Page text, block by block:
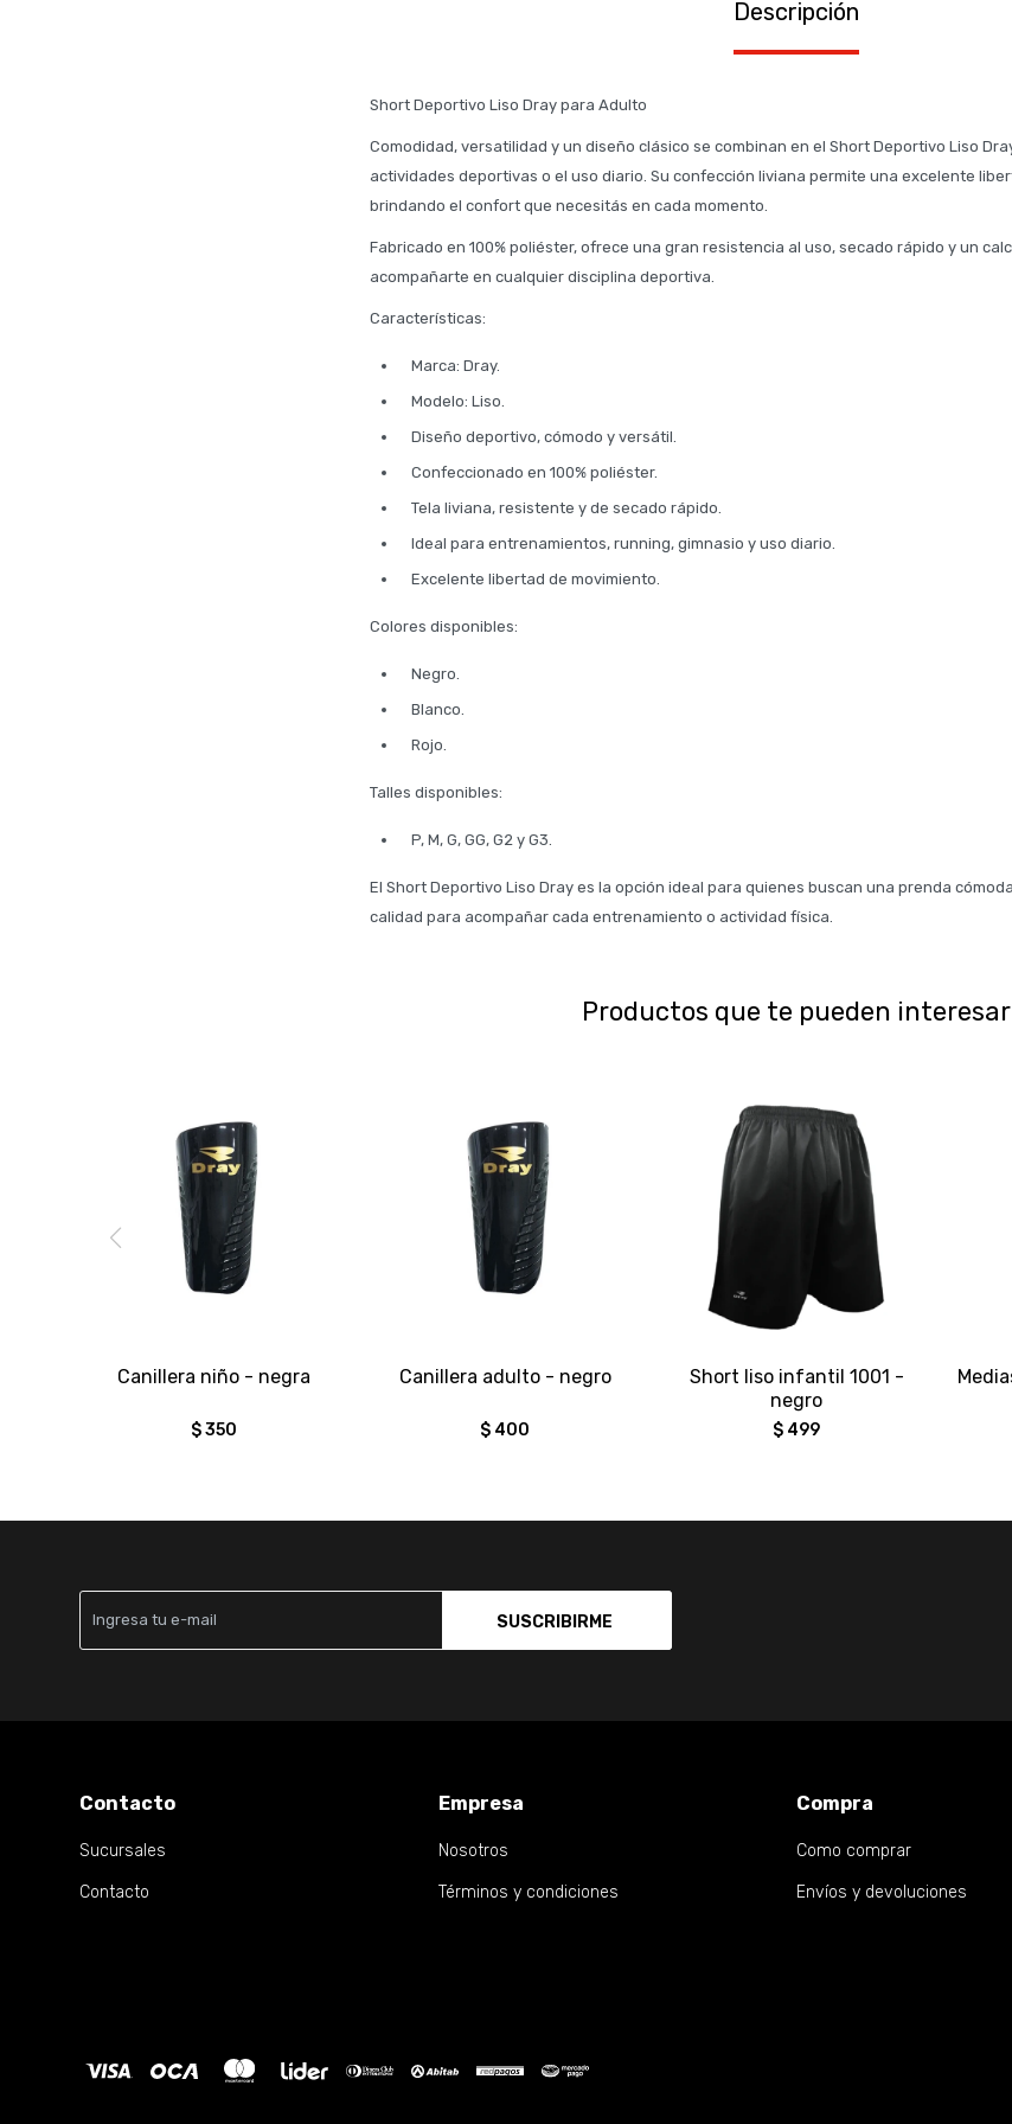
Descripción
Short Deportivo Liso Dray para Adulto
Comodidad, versatilidad y un diseño clásico se combinan en el Short Deportivo Liso
actividades deportivas o el uso diario. Su confección liviana permite una excelente
brindando el confort que necesitás en cada momento.
Fabricado en 100% poliéster, ofrece una gran resistencia al uso, secado rápido y un
acompañarte en cualquier disciplina deportiva.
Características:
Marca: Dray.
Modelo: Liso.
Diseño deportivo, cómodo y versátil.
Confeccionado en 100% poliéster.
Tela liviana, resistente y de secado rápido.
Ideal para entrenamientos, running, gimnasio y uso diario.
Excelente libertad de movimiento.
Colores disponibles:
Negro.
Blanco.
Rojo.
Talles disponibles:
P, M, G, GG, G2 y G3.
El Short Deportivo Liso Dray es la opción ideal para quienes buscan una prenda
calidad para acompañar cada entrenamiento o actividad física.
Productos que te pueden interesar
Canillera niño - negra
$350
Canillera adulto - negro
$ 400
Short liso infantil 1001 -
negro
$ 499
SUSCRIBIRME
Contacto
Sucursales
Contacto
Empresa
Nosotros
Términos y condiciones
Compra
Como comprar
Envíos y devoluciones